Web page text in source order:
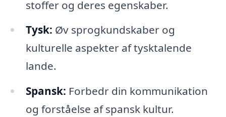
stoffer og deres egenskaber.
Tysk: Øv sprogkundskaber og
kulturelle aspekter af tysktalende
lande.
Spansk: Forbedr din kommunikation
og forståelse af spansk kultur.